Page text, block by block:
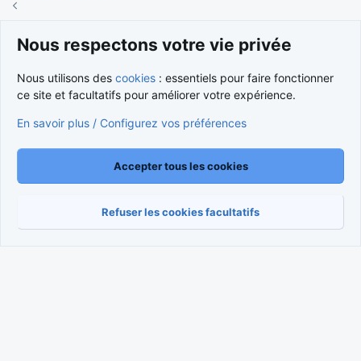
Cookies
Nous contacter
Conditions et règlement
Politique de confidentialité
Aide Accueil
R
S
Community platform by XenForo
© 2010-2026 XenForo Ltd.
Traduction française par
XenForo FR Media embeds via s9e/MediaSites
Nous respectons votre vie privée
Nous utilisons des cookies : essentiels pour faire fonctionner
ce site et facultatifs pour améliorer votre expérience.
En savoir plus / Configurez vos préférences
Accepter tous les cookies
Refuser les cookies facultatifs